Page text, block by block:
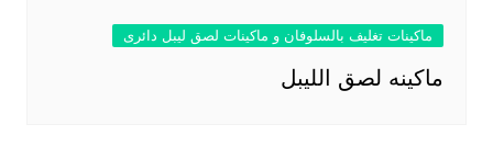
ماكينات تغليف بالسلوفان و ماكينات لصق ليبل دائرى
ماكينه لصق الليبل